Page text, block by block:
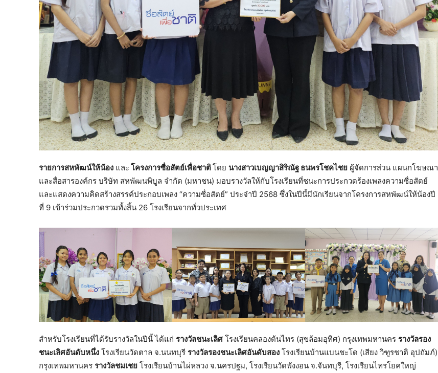
รายการสหพัฒน์ให้น้อง และ โครงการซื่อสัตย์เพื่อชาติโดย นางสาวเบญญาสิริณัฐ ธนพรโชคไชย ผู้จัดการส่วน แผนกโฆษณา
และสื่อสารองค์กร บริษัท สหพัฒนพิบูล จำกัด (มหาชน) มอบรางวัลให้กับโรงเรียนที่ชนะการประกวดร้องเพลงความซื่อสัตย์
และแสดงความคิดสร้างสรรค์ประกอบเพลง “ความซื่อสัตย์” ประจำปี 2568 ซึ่งในปีนี้มีนักเรียนจากโครงการสหพัฒน์ให้น้องปี
ที่ 9 เข้าร่วมประกวดรวมทั้งสิ้น 26 โรงเรียนจากทั่วประเทศ
สำหรับโรงเรียนที่ได้รับรางวัลในปีนี้ ได้แก่ รางวัลชนะเลิศ โรงเรียนคลองต้นไทร (สุขล้อมอุทิศ) กรุงเทพมหานคร รางวัลรอง
ชนะเลิศอันดับหนึ่ง โรงเรียนวัดตาล จ.นนทบุรี รางวัลรองชนะเลิศอันดับสอง โรงเรียนบ้านแบนชะโด (เสียง วิฑูรชาติ อุปถัมภ์)
กรุงเทพมหานคร รางวัลชมเชย โรงเรียนบ้านไผ่หลวง จ.นครปฐม, โรงเรียนวัดพังงอน จ.จันทบุรี, โรงเรียนไทรโยคใหญ่